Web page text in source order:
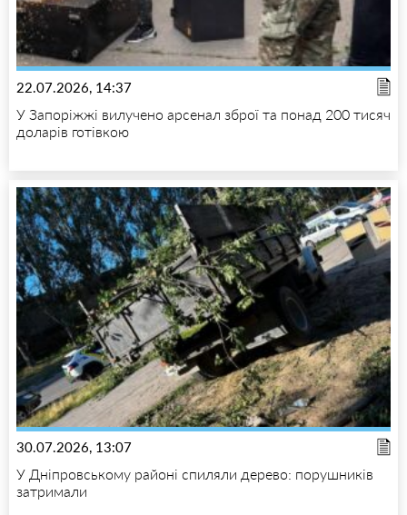
22.07.2026, 14:37
У Запоріжжі вилучено арсенал зброї та понад 200 тисяч
доларів готівкою
30.07.2026, 13:07
У Дніпровському районі спиляли дерево: порушників
затримали